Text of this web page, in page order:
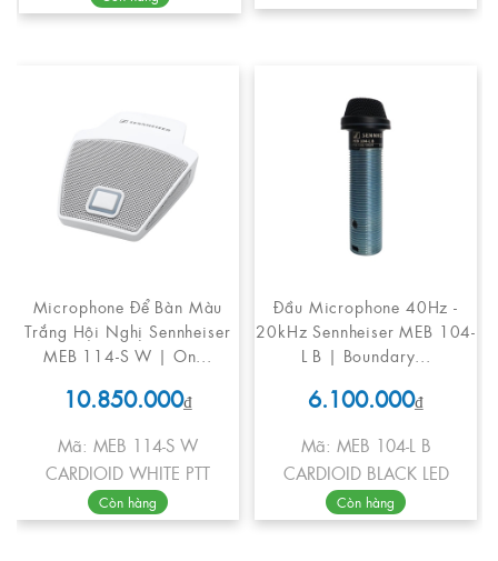
Microphone Để Bàn Màu
Trắng Hội Nghị Sennheiser
MEB 114-S W | On...
10.850.000₫
Mã: MEB 114-S W
CARDIOID WHITE PTT
Còn hàng
Đầu Microphone 40Hz -
20kHz Sennheiser MEB 104-
L B | Boundary...
6.100.000₫
Mã: MEB 104-L B
CARDIOID BLACK LED
Còn hàng